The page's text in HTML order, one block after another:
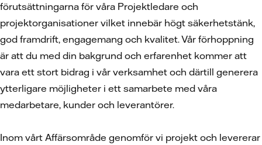
förutsättningarna för våra Projektledare och
projektorganisationer vilket innebär högt säkerhetstänk,
god framdrift, engagemang och kvalitet. Vår förhoppning
är att du med din bakgrund och erfarenhet kommer att
vara ett stort bidrag i vår verksamhet och därtill generera
ytterligare möjligheter i ett samarbete med våra
medarbetare, kunder och leverantörer.
Inom vårt Affärsområde genomför vi projekt och levererar